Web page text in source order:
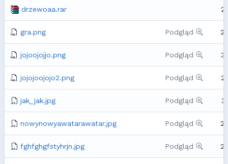
drzewoaa.rar
gra.png Podgląd
jojoojojjo.png Podgląd
jojojoojojo2.png Podgląd
jak_jak.jpg Podgląd
nowynowyawatarawatar.jpg Podgląd
fghfghgfstyhrjn.jpg Podgląd